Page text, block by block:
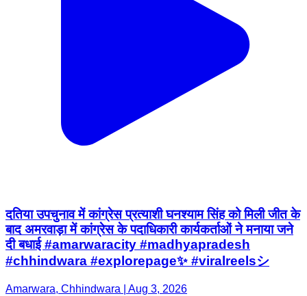
दतिया उपचुनाव में कांग्रेस प्रत्याशी घनश्याम सिंह को मिली जीत के
बाद अमरवाड़ा में कांग्रेस के पदाधिकारी कार्यकर्ताओं ने मनाया जने
दी बधाई #amarwaracity #madhyapradesh
#chhindwara #explorepage✨ #viralreelsシ
Amarwara, Chhindwara | Aug 3, 2026